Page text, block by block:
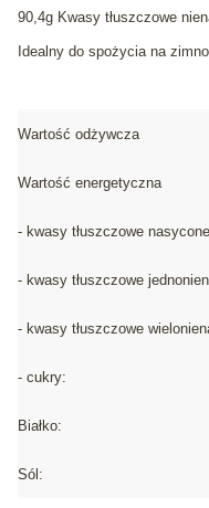
90,4g Kwasy tłuszczowe
Idealny do spożycia na zimno
Wartość odżywcza
Wartość energetyczna
- kwasy tłuszczowe
- kwasy tłuszczowe
- kwasy tłuszczowe
- cukry:
Białko:
Sól: